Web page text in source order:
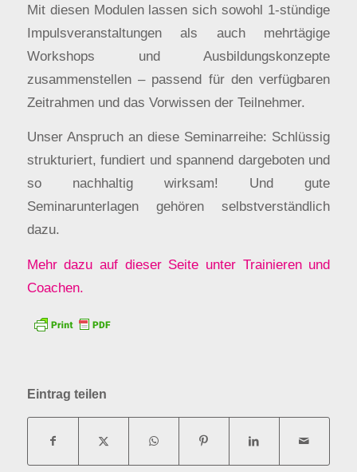
Mit diesen Modulen lassen sich sowohl 1-stündige
Impulsveranstaltungen als auch mehrtägige
Workshops und Ausbildungskonzepte
zusammenstellen – passend für den verfügbaren
Zeitrahmen und das Vorwissen der Teilnehmer.
Unser Anspruch an diese Seminarreihe: Schlüssig
strukturiert, fundiert und spannend dargeboten und
so nachhaltig wirksam! Und gute
Seminarunterlagen gehören selbstverständlich
dazu.
Mehr dazu auf dieser Seite unter Trainieren und
Coachen.
Eintrag teilen